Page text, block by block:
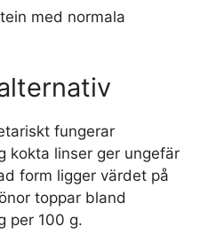
med normala
fungerar
kokta linser ger ungefär
form ligger värdet på
toppar bland
per 100 g.